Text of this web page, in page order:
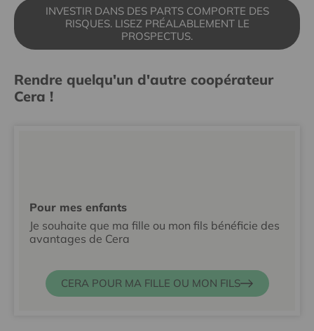
INVESTIR DANS DES PARTS COMPORTE DES
RISQUES. LISEZ PRÉALABLEMENT LE
PROSPECTUS.
Rendre quelqu'un d'autre coopérateur
Cera !
Pour mes enfants
Je souhaite que ma fille ou mon fils bénéficie des
avantages de Cera
CERA POUR MA FILLE OU MON FILS